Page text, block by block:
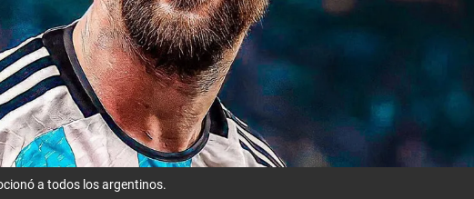
a todos los argentinos.